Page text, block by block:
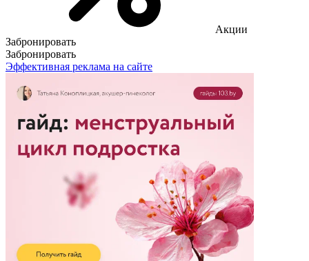
Акции
Забронировать
Забронировать
Эффективная реклама на сайте